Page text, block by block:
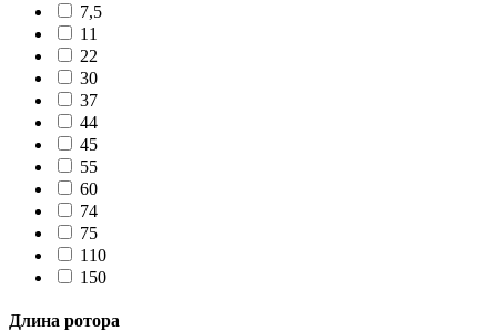
7,5
11
22
30
37
44
45
55
60
74
75
110
150
Длина ротора